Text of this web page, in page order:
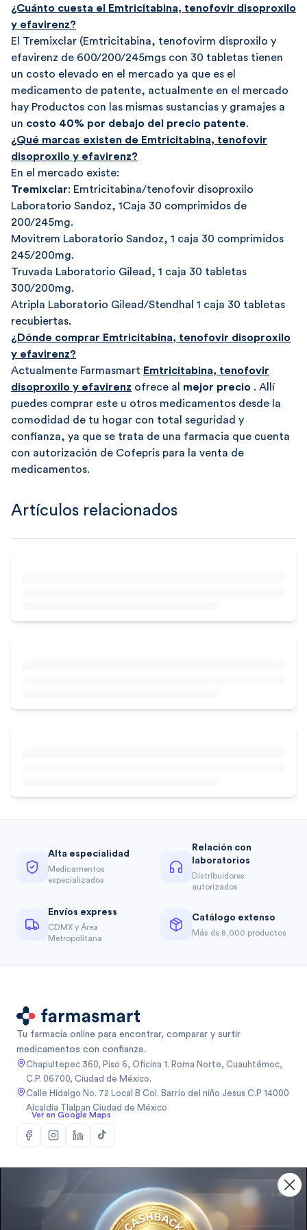
¿Cuánto cuesta el Emtricitabina, tenofovir disoproxilo
y efavirenz?
El Tremixclar (Emtricitabina, tenofovirm disproxilo y
efavirenz de 600/200/245mgs con 30 tabletas tienen
un costo elevado en el mercado ya que es el
medicamento de patente, actualmente en el mercado
hay Productos con las mismas sustancias y gramajes a
un costo 40% por debajo del precio patente.
¿Qué marcas existen de Emtricitabina, tenofovir
disoproxilo y efavirenz?
En el mercado existe:
Tremixclar: Emtricitabina/tenofovir disoproxilo
Laboratorio Sandoz, 1Caja 30 comprimidos de
200/245mg.
Movitrem Laboratorio Sandoz, 1 caja 30 comprimidos
245/200mg.
Truvada Laboratorio Gilead, 1 caja 30 tabletas
300/200mg.
Atripla Laboratorio Gilead/Stendhal 1 caja 30 tabletas
recubiertas.
¿Dónde comprar Emtricitabina, tenofovir disoproxilo
y efavirenz?
Actualmente Farmasmart Emtricitabina, tenofovir
disoproxilo y efavirenz ofrece al mejor precio . Allí
puedes comprar este u otros medicamentos desde la
comodidad de tu hogar con total seguridad y
confianza, ya que se trata de una farmacia que cuenta
con autorización de Cofepris para la venta de
medicamentos.
Artículos relacionados
Alta especialidad
Medicamentos
especializados
Relación con
laboratorios
Distribuidores
autorizados
Envíos express
CDMX y Área
Metropolitana
Catálogo extenso
Más de 8,000 productos
Tu farmacia online para encontrar, comparar y surtir
medicamentos con confianza.
Chapultepec 360, Piso 6, Oficina 1. Roma Norte, Cuauhtémoc,
C.P. 06700, Ciudad de México.
Calle Hidalgo No. 72 Local B Col. Barrio del niño Jesus C.P 14000
Alcaldia Tlalpan Ciudad de México
Ver en Google Maps
(56) 1509 0227